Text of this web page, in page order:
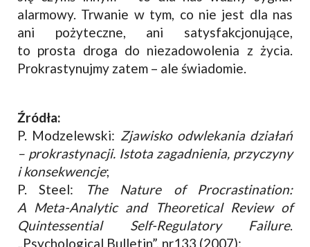
alarmowy. Trwanie w tym, co nie jest dla nas
ani pożyteczne, ani satysfakcjonujące,
to prosta droga do niezadowolenia z życia.
Prokrastynujmy zatem – ale świadomie.
Źródła:
P. Modzelewski: Zjawisko odwlekania działań
– prokrastynacji. Istota zagadnienia, przyczyny
i konsekwencje;
P. Steel:
The Nature of Procrastination:
A Meta-Analytic and Theoretical Review of
Quintessential Self-Regulatory Failure.
„Psychological Bulletin”, nr133 (2007);